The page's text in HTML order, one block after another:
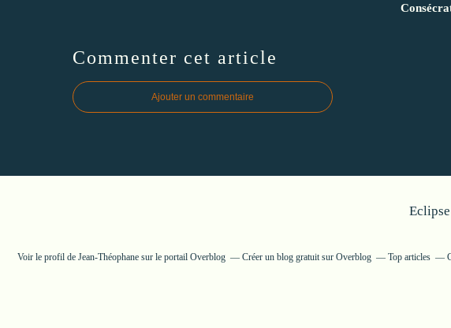
Commenter cet article
Ajouter un commentaire
Voir le profil de Jean-Théophane sur le portail Overblog Créer un blog gratuit sur Overblog Top articles